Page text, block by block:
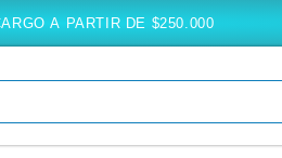
ENVÍO SIN CARGO A PARTIR DE $250.000